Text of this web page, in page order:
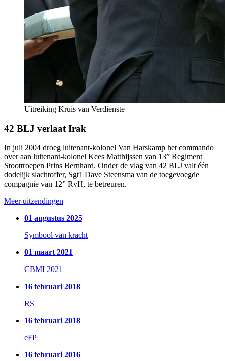
Uitreiking Kruis van Verdienste
42 BLJ verlaat Irak
In juli 2004 droeg luitenant-kolonel Van Harskamp het commando
over aan luitenant-kolonel Kees Matthijssen van 13” Regiment
Stoottroepen Prins Bernhard. Onder de vlag van 42 BLJ valt één
dodelijk slachtoffer, Sgt1 Dave Steensma van de toegevoegde
compagnie van 12” RvH, te betreuren.
Meer uitzendingen
01 augustus 2025
Symbool van kracht
01 maart 2021
CBMI 2021
16 februari 2018
RS
16 februari 2018
eFP
16 februari 2016